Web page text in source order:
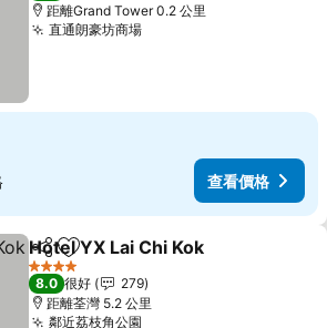
距離Grand Tower 0.2 公里
直通朗豪坊商場
查看價格
分享 放到收藏夾
Hotel YX Lai Chi Kok
4 星級
8.0 很好
279
距離荃灣 5.2 公里
鄰近荔枝角公園